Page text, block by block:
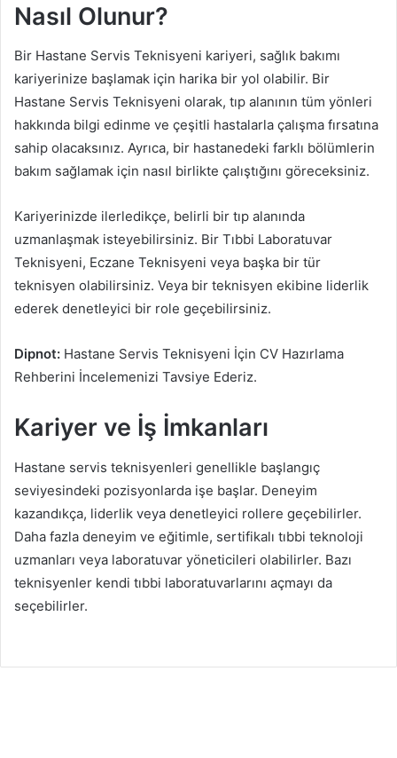
Nasıl Olunur?
Bir Hastane Servis Teknisyeni kariyeri, sağlık bakımı
kariyerinize başlamak için harika bir yol olabilir. Bir
Hastane Servis Teknisyeni olarak, tıp alanının tüm yönleri
hakkında bilgi edinme ve çeşitli hastalarla çalışma fırsatına
sahip olacaksınız. Ayrıca, bir hastanedeki farklı bölümlerin
bakım sağlamak için nasıl birlikte çalıştığını göreceksiniz.
Kariyerinizde ilerledikçe, belirli bir tıp alanında
uzmanlaşmak isteyebilirsiniz. Bir Tıbbi Laboratuvar
Teknisyeni, Eczane Teknisyeni veya başka bir tür
teknisyen olabilirsiniz. Veya bir teknisyen ekibine liderlik
ederek denetleyici bir role geçebilirsiniz.
Dipnot: Hastane Servis Teknisyeni İçin CV Hazırlama
Rehberini İncelemenizi Tavsiye Ederiz.
Kariyer ve İş İmkanları
Hastane servis teknisyenleri genellikle başlangıç ​​
seviyesindeki pozisyonlarda işe başlar. Deneyim
kazandıkça, liderlik veya denetleyici rollere geçebilirler.
Daha fazla deneyim ve eğitimle, sertifikalı tıbbi teknoloji
uzmanları veya laboratuvar yöneticileri olabilirler. Bazı
teknisyenler kendi tıbbi laboratuvarlarını açmayı da
seçebilirler.